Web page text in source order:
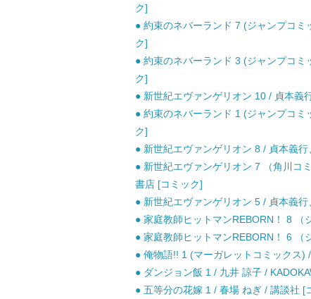
ク]
● 約束のネバーランド 7 (ジャンプコ
ク]
● 約束のネバーランド 3 (ジャンプコ
ク]
● 新世紀エヴァンゲリオン 10 / 貞本義
● 約束のネバーランド 1 (ジャンプコ
ク]
● 新世紀エヴァンゲリオン 8 / 貞本義
● 新世紀エヴァンゲリオン 7 （角川コ
書店 [コミック]
● 新世紀エヴァンゲリオン 5 / 貞本義
● 家庭教師ヒットマンREBORN！ 8 （
● 家庭教師ヒットマンREBORN！ 6 （
● 俺物語!! 1 (マーガレットコミックス)
● ダンジョン飯 1 / 九井 諒子 /
● 五等分の花嫁 1 / 春場 ねぎ / 講談社 [